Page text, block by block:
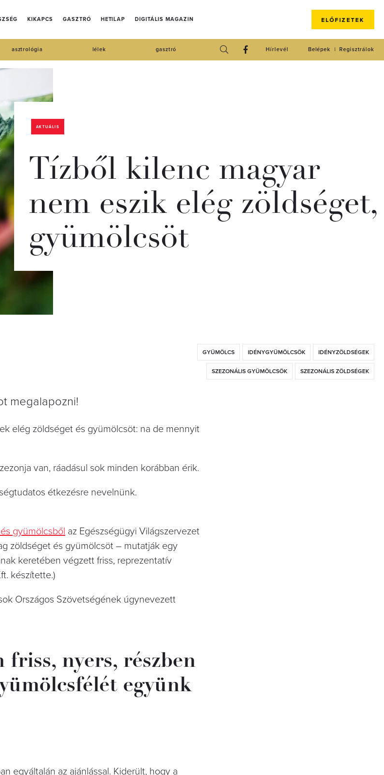
KIKAPCS GASZTRÓ HETILAP DIGITÁLIS MAGAZIN ELŐFIZETEK
asztrológia lélek gasztró Regisztrálok
Belépek
Hírlevél
AKTUÁLIS
Tízből kilenc magyar
nem eszik elég zöldséget,
gyümölcsöt
GYÜMÖLCS IDÉNYGYÜMÖLCSÖK IDÉNYZÖLDSÉGEK
SZEZONÁLIS GYÜMÖLCSÖK SZEZONÁLIS ZÖLDSÉGEK
megalapozni!
elég zöldséget és gyümölcsöt: na de mennyit
van, ráadásul sok minden korábban érik.
étkezésre nevelnünk.
gyümölcsből az Egészségügyi Világszervezet
zöldséget és gyümölcsöt – mutatják egy
keretében végzett friss, reprezentatív
készítette.)
Országos Szövetségének úgynevezett
friss, nyers, részben
együnk
egyáltalán az ajánlással. Kiderült, hogy a